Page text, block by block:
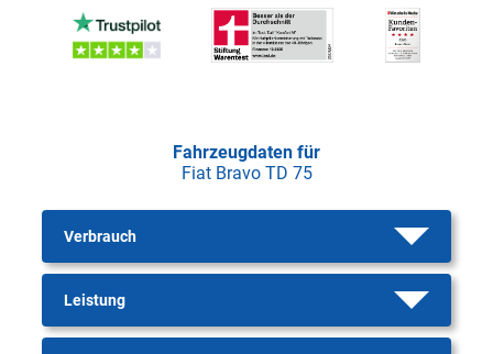
Fahrzeugdaten für
Fiat Bravo TD 75
Verbrauch
Leistung